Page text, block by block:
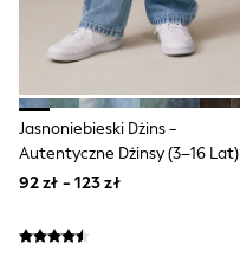
Trending: Clogs
Toy Story
Pokemon
THE SET
All Clothing
T-Shirts
Shorts
Shirts
Jasnoniebieski Dżins -
Autentyczne Dżinsy (3–16 Lat)
92 zł - 123 zł